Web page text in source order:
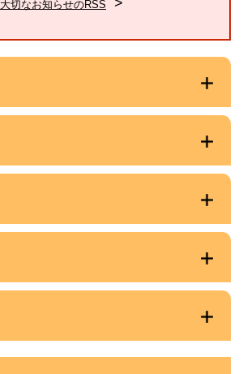
大切なお知らせのRSS